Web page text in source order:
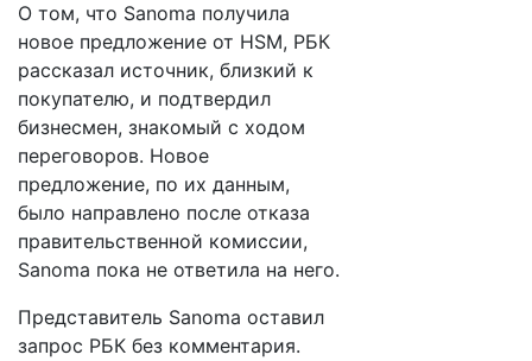
О том, что Sanoma получила
новое предложение от HSM, РБК
рассказал источник, близкий к
покупателю, и подтвердил
бизнесмен, знакомый с ходом
переговоров. Новое
предложение, по их данным,
было направлено после отказа
правительственной комиссии,
Sanoma пока не ответила на него.
Представитель Sanoma оставил
запрос РБК без комментария.